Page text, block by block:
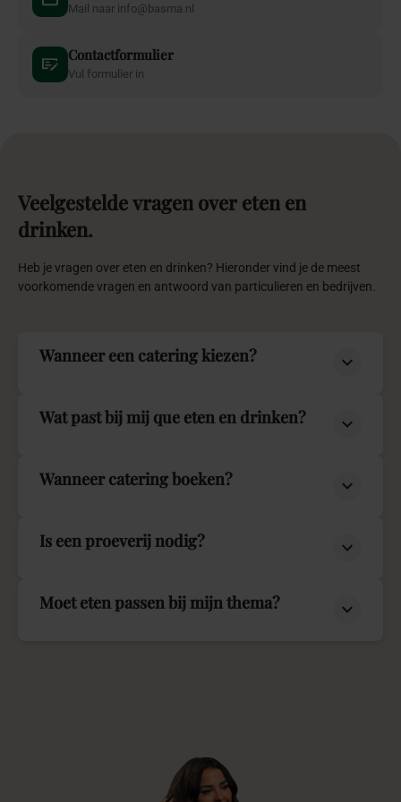
Mail naar info@basma.nl
Contactformulier
Vul formulier in
Veelgesteldevragen over eten en
drinken.
Heb je vragen over eten en drinken? Hieronder vind je de meest
voorkomende vragen en antwoord van particulieren en bedrijven.
Wanneer een catering kiezen?
Wat past bij mij que eten en drinken?
Wanneer catering boeken?
Is een proeverij nodig?
Moet eten passen bij mijn thema?